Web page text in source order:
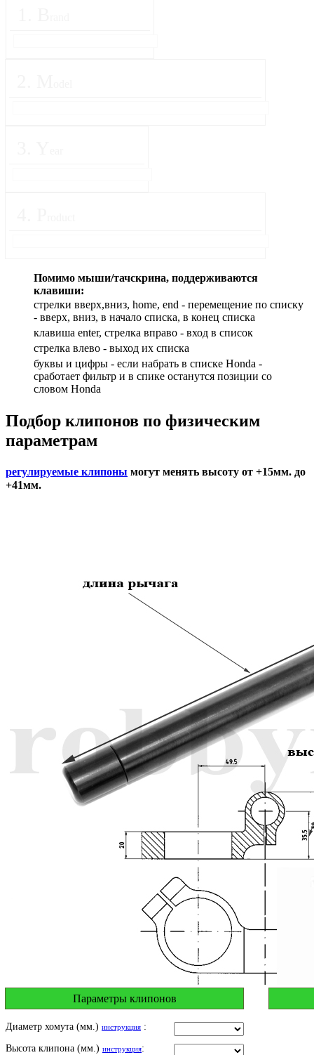
Помимо мыши/тачскрина, поддерживаются
клавиши:
стрелки вверх,вниз, home, end - перемещение по списку
- вверх, вниз, в начало списка, в конец списка
клавиша enter, стрелка вправо - вход в список
cтрелка влево - выход их списка
буквы и цифры - если набрать в списке Honda -
сработает фильтр и в спике останутся позиции со
словом Honda
Подбор клипонов по физическим
параметрам
регулируемые клипоны могут менять высоту от +15мм. до
+41мм.
Параметры клипонов
Диаметр хомута (мм.) инструкция :
Высота клипона (мм.) инструкция: